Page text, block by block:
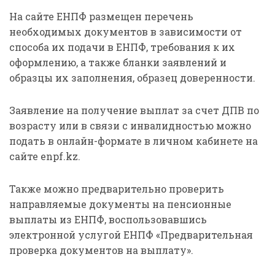
На сайте ЕНПФ размещен перечень
необходимых документов в зависимости от
способа их подачи в ЕНПФ, требования к их
оформлению, а также бланки заявлений и
образцы их заполнения, образец доверенности.
Заявление на получение выплат за счет ДПВ по
возрасту или в связи с инвалидностью можно
подать в онлайн-формате в личном кабинете на
сайте enpf.kz.
Также можно предварительно проверить
направляемые документы на пенсионные
выплаты из ЕНПФ, воспользовавшись
электронной услугой ЕНПФ «Предварительная
проверка документов на выплату».